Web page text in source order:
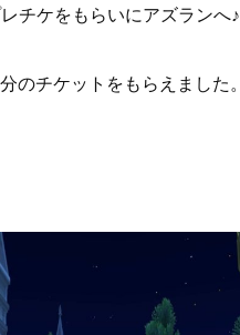
チケをもらいにアズランへ♪
のチケットをもらえました。